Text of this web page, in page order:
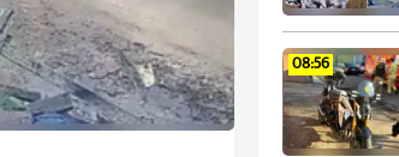
08:56